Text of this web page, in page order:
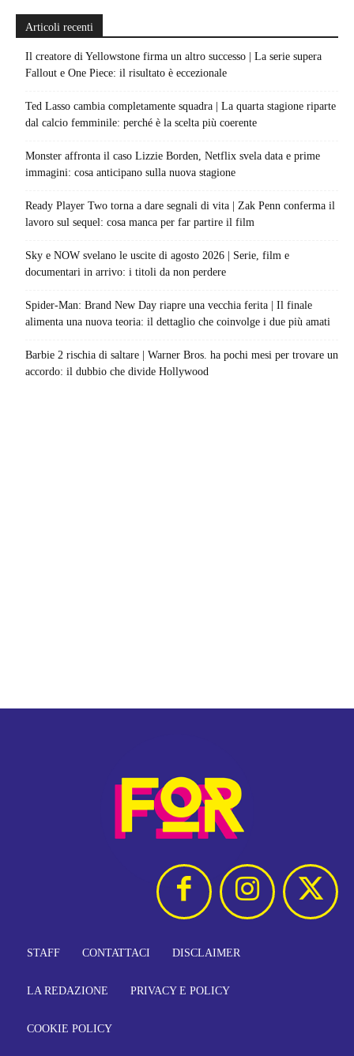
Articoli recenti
Il creatore di Yellowstone firma un altro successo | La serie supera
Fallout e One Piece: il risultato è eccezionale
Ted Lasso cambia completamente squadra | La quarta stagione riparte
dal calcio femminile: perché è la scelta più coerente
Monster affronta il caso Lizzie Borden, Netflix svela data e prime
immagini: cosa anticipano sulla nuova stagione
Ready Player Two torna a dare segnali di vita | Zak Penn conferma il
lavoro sul sequel: cosa manca per far partire il film
Sky e NOW svelano le uscite di agosto 2026 | Serie, film e
documentari in arrivo: i titoli da non perdere
Spider-Man: Brand New Day riapre una vecchia ferita | Il finale
alimenta una nuova teoria: il dettaglio che coinvolge i due più amati
Barbie 2 rischia di saltare | Warner Bros. ha pochi mesi per trovare un
accordo: il dubbio che divide Hollywood
STAFF CONTATTACI DISCLAIMER
LA REDAZIONE PRIVACY E POLICY
COOKIE POLICY